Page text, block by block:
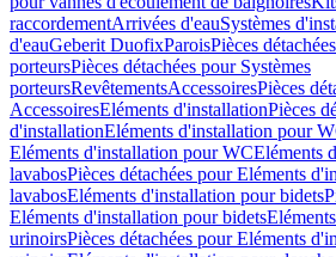
raccordementArrivées d'eauSystèmes
d'eauGeberit DuofixParoisPièces
porteursPièces détachées pour Systèmes
porteursRevêtementsAccessoiresPièces
AccessoiresEléments d'installationPièces
d'installationEléments d'installation pour
Eléments d'installation pour WCEléments
lavabosPièces détachées pour Eléments
lavabosEléments d'installation pour bidets
Eléments d'installation pour bidets
urinoirsPièces détachées pour Eléments